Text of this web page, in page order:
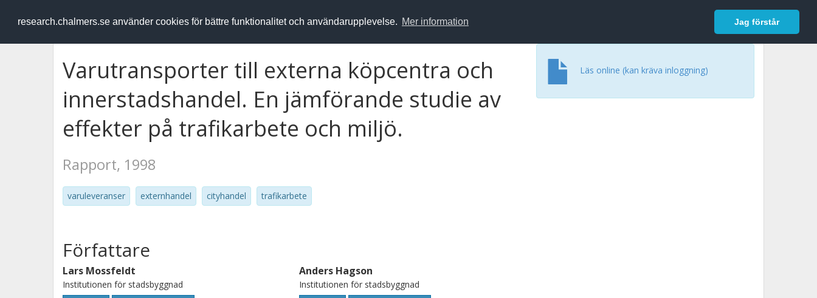
research.chalmers.se använder cookies för bättre funktionalitet och användarupplevelse. Mer information Jag förstår
RESEARCH.chalmers.se Logga in
Varutransporter till externa köpcentra och
innerstadshandel. En jämförande studie av
effekter på trafikarbete och miljö.
Rapport, 1998
varuleveranser externhandel cityhandel trafikarbete
Läs online (kan kräva inloggning)
Författare
Lars Mossfeldt
Institutionen för stadsbyggnad
Anders Hagson
Institutionen för stadsbyggnad